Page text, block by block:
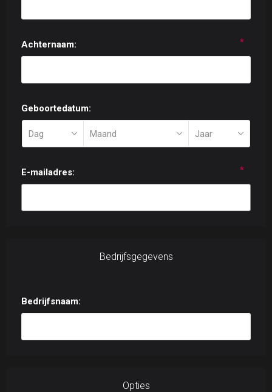
Achternaam: *
Geboortedatum:
E-mailadres: *
Bedrijfsgegevens
Bedrijfsnaam:
Opties